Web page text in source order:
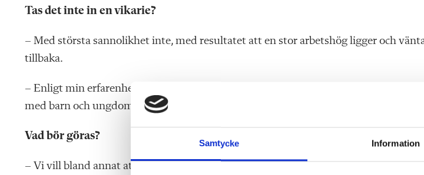
Samtycke Information
Tas det inte in en vikarie?
– Med största sannolikhet inte, med resultatet att en stor arbetshög ligger och
tillbaka.
– Enligt min erfarenhet – jag har tidigare arbetat med vuxna – är man dessutom
med barn och ungdomar, vilket kan bidra till fler sjukdagar som i sin tur genererar
Vad bör göras?
– Vi vill bland annat att det införs begränsningar för hur många individer en studie-